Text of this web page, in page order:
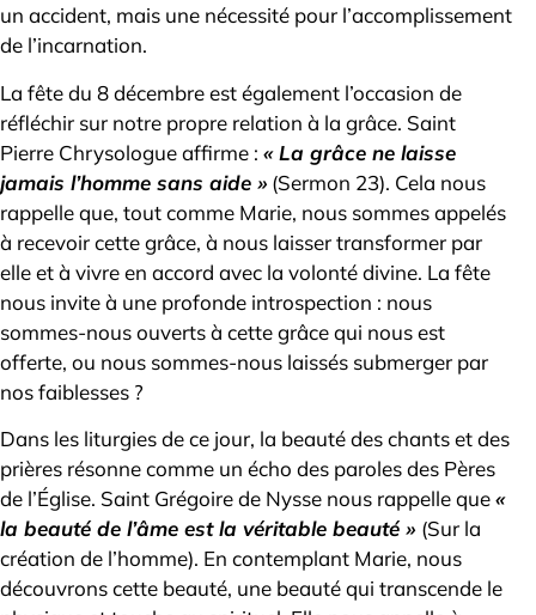
un accident, mais une nécessité pour l’accomplissement
de l’incarnation.
La fête du 8 décembre est également l’occasion de
réfléchir sur notre propre relation à la grâce. Saint
Pierre Chrysologue affirme : « La grâce ne laisse
jamais l’homme sans aide » (Sermon 23). Cela nous
rappelle que, tout comme Marie, nous sommes appelés
à recevoir cette grâce, à nous laisser transformer par
elle et à vivre en accord avec la volonté divine. La fête
nous invite à une profonde introspection : nous
sommes-nous ouverts à cette grâce qui nous est
offerte, ou nous sommes-nous laissés submerger par
nos faiblesses ?
Dans les liturgies de ce jour, la beauté des chants et des
prières résonne comme un écho des paroles des Pères
de l’Église. Saint Grégoire de Nysse nous rappelle que«
la beauté de l’âme est la véritable beauté » (Sur la
création de l’homme). En contemplant Marie, nous
découvrons cette beauté, une beauté qui transcende le